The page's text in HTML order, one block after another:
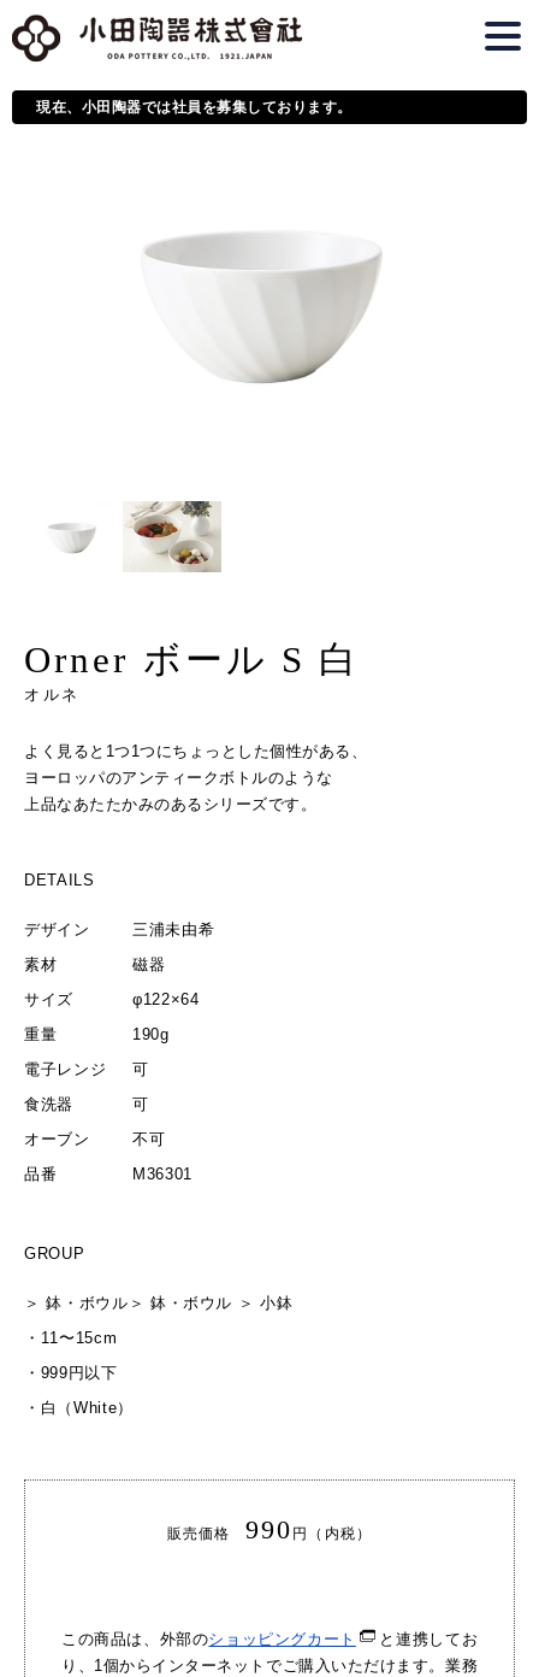
現在、小田陶器では社員を募集しております。
Orner ボール S 白
オルネ
よく見ると1つ1つにちょっとした個性がある、
ヨーロッパのアンティークボトルのような
上品なあたたかみのあるシリーズです。
DETAILS
デザイン
三浦未由希
素材
磁器
サイズ
φ122×64
重量
190g
電子レンジ
可
食洗器
可
オーブン
不可
品番
M36301
GROUP
＞鉢・ボウル ＞ 鉢・ボウル ＞小鉢
・ 11〜15cm
・ 999円以下
・ 白（White）
販売価格 990 円（内税）
この商品は、外部のショッピングカート
と連携してお
り、1個からインターネットでご購入いただけます。業務